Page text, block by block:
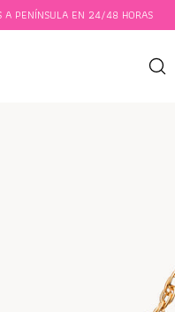
A PENÍNSULA EN 24/48 HORAS